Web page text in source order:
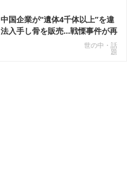
中国企業が“遺体4千体以上”を違
法入手し骨を販売…戦慄事件が再
世の中・話
題